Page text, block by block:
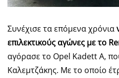
Συνέχισε τα επόμενα χρόνια
επιλεκτικούς αγώνες με το
αγόρασε το Opel Kadett Α,
Καλεμτζάκης. Με το οποίο